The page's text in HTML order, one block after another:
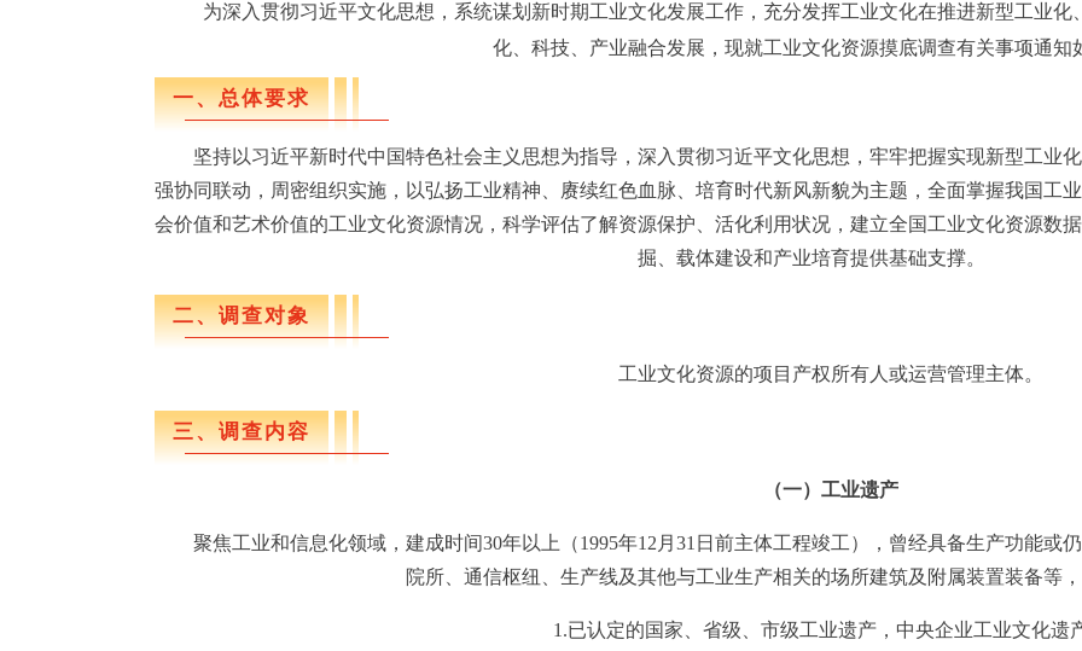
为深入贯彻习近平文化思想，系统谋划新时期工业文化发展工作，充分发挥工业文化在推进新型工业化
化、科技、产业融合发展，现就工业文化资源摸底调查有关事项通知
一、总体要求
坚持以习近平新时代中国特色社会主义思想为指导，深入贯彻习近平文化思想，牢牢把握实现新型工业
强协同联动 ， 周密组织实施， 以弘扬工业精神、赓续红色血脉、培育时代新风新貌为主题， 全面掌握我国工
会价值和艺术价值的工业文化资源情况，科学评估了解资源保护、活化利用状况，建立全国工业文化资源数
掘、载体建设和产业培育提供基础支撑。
二、调查对象
工业文化资源的项目产权所有人或运营管理主体。
三、调查内容
（一）工业遗产
聚焦工业和信息化领域，建成时间30年以上（1995年12 月 31 日前主体工程竣工），曾经具备生产功能或
院所、通信枢纽、生产线及其他与工业生产相关的场所建筑及附属装置装备等
1.已认定的国家、省级、市级工业遗产 ， 中央企业工业文化遗